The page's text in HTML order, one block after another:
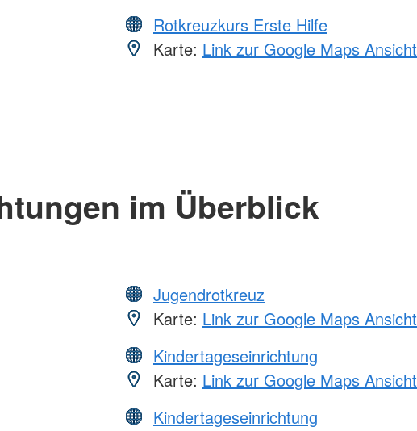
Rotkreuzkurs Erste Hilfe
Karte: Link zur Google Maps Ansicht
im Überblick
Jugendrotkreuz
Karte: Link zur Google Maps Ansicht
Kindertageseinrichtung
Karte: Link zur Google Maps Ansicht
Kindertageseinrichtung